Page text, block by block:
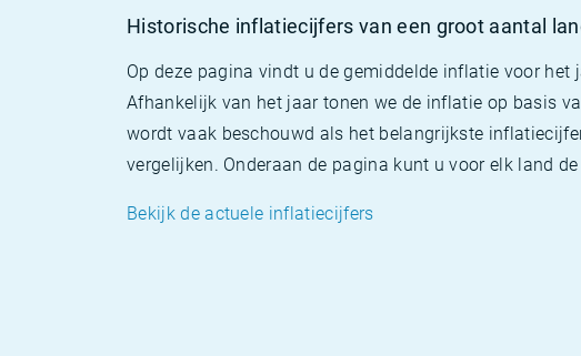
Historische inflatiecijfers van een groot aantal
Op deze pagina vindt u de gemiddelde inflatie voor
Afhankelijk van het jaar tonen we de inflatie op basis
wordt vaak beschouwd als het belangrijkste
vergelijken. Onderaan de pagina kunt u voor elk land
Bekijk de actuele inflatiecijfers